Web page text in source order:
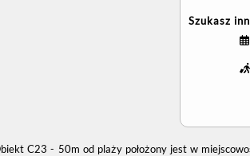
Szukasz
C23 - 50m od plaży położony jest w